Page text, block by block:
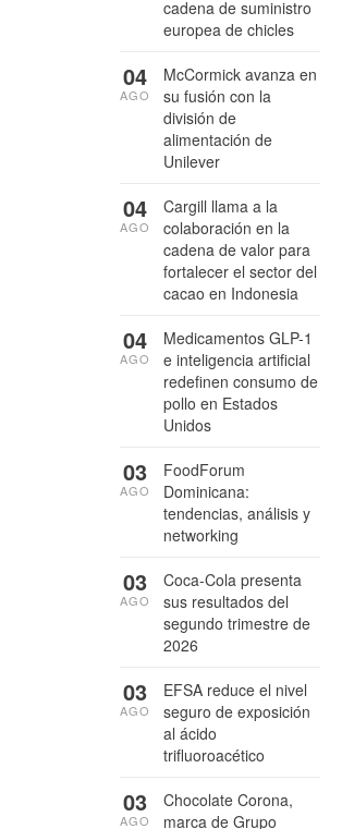
cadena de suministro
europea de chicles
McCormick avanza en
su fusión con la
división de
alimentación de
Unilever
04
AGO
Cargill llama a la
colaboración en la
cadena de valor para
fortalecer el sector del
cacao en Indonesia
04
AGO
Medicamentos GLP-1
e inteligencia artificial
redefinen consumo de
pollo en Estados
Unidos
04
AGO
FoodForum
Dominicana:
tendencias, análisis y
networking
03
AGO
Coca-Cola presenta
sus resultados del
segundo trimestre de
2026
03
AGO
EFSA reduce el nivel
seguro de exposición
al ácido
trifluoroacético
03
AGO
Chocolate Corona,
marca de Grupo
03
AGO